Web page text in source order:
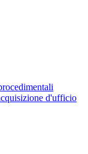
d'ufficio